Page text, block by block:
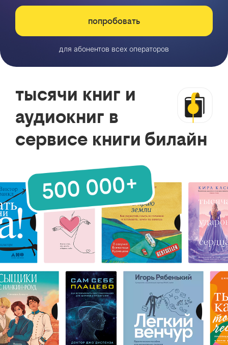
попробовать
для абонентов всех операторов
тысячи книг и
аудиокниг в
сервисе книги билайн